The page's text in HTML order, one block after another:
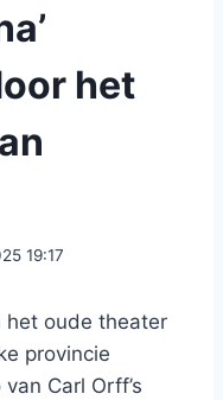
het
19:17
het oude theater
provincie
Carl Orff’s